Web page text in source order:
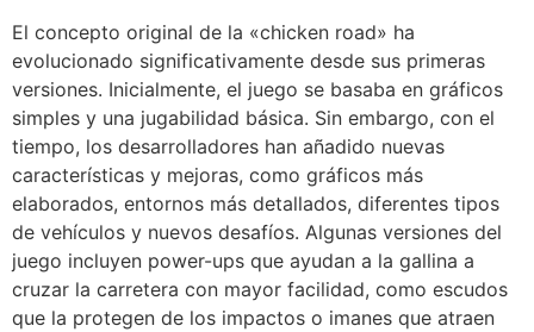
El concepto original de la «chicken road» ha
evolucionado significativamente desde sus primeras
versiones. Inicialmente, el juego se basaba en gráficos
simples y una jugabilidad básica. Sin embargo, con el
tiempo, los desarrolladores han añadido nuevas
características y mejoras, como gráficos más
elaborados, entornos más detallados, diferentes tipos
de vehículos y nuevos desafíos. Algunas versiones del
juego incluyen power-ups que ayudan a la gallina a
cruzar la carretera con mayor facilidad, como escudos
que la protegen de los impactos o imanes que atraen